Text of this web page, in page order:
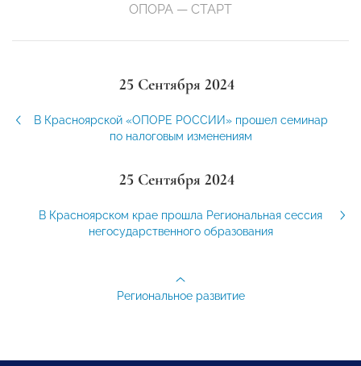
ОПОРА — СТАРТ
25 Сентября 2024
В Красноярской «ОПОРЕ РОССИИ» прошел семинар
по налоговым изменениям
25 Сентября 2024
В Красноярском крае прошла Региональная сессия
негосударственного образования
Региональное развитие